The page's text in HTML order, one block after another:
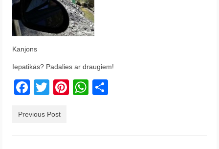
Itālija
Ukraina
Indonēzija
Par Mums
Kanjons
Iepatikās? Padalies ar draugiem!
Facebook
TwitterPinterest
WhatsApp
Previous Post